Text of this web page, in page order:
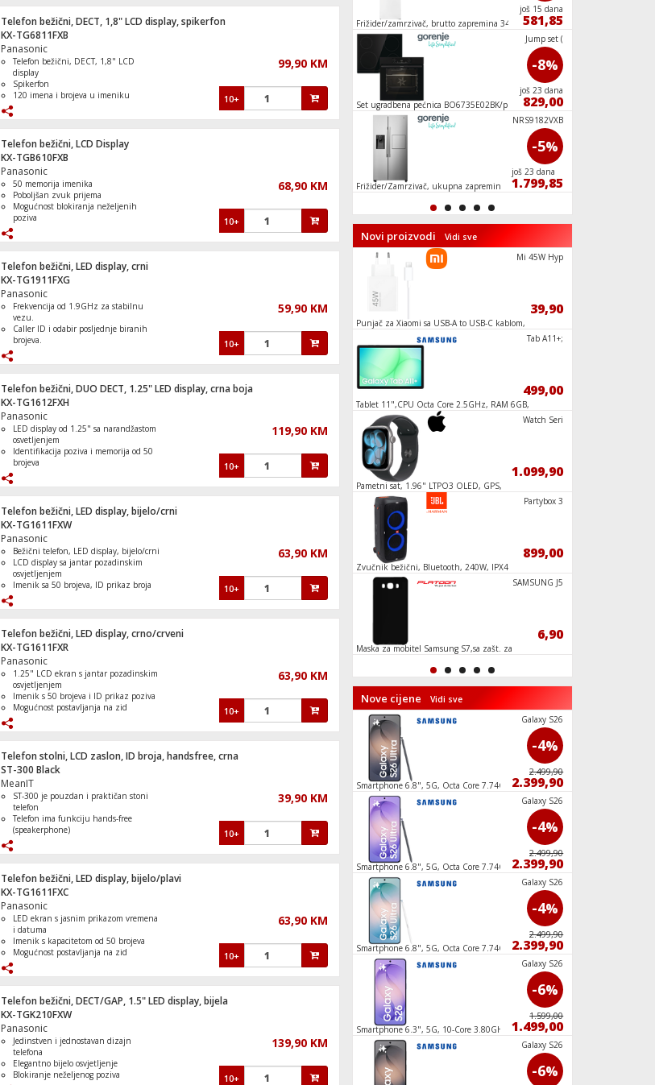
pozadinskim svetlom
Hands-free telefonski zvučnik i Caller
ID opcija
Telefon bežični, DECT, 1,8" LCD display, spikerfon
KX-TG6811FXB
Panasonic
Telefon bežični, DECT, 1,8" LCD
display
Spikerfon
120 imena i brojeva u imeniku
Osvjetljena tipkovnica
99,90 KM
10+
Telefon bežični, LCD Display
KX-TGB610FXB
Panasonic
50 memorija imenika
Poboljšan zvuk prijema
Mogućnost blokiranja neželjenih
poziva
Elegantan i funkcionalan dizajn
68,90 KM
10+
Telefon bežični, LED display, crni
KX-TG1911FXG
Panasonic
Frekvencija od 1.9GHz za stabilnu
vezu.
Caller ID i odabir posljednje biranih
brojeva.
Konferencijski poziv i ugradnja na zid.
Baterije s vremenom razgovora do 15
sati.
59,90 KM
10+
Telefon bežični, DUO DECT, 1.25" LED display, crna boja
KX-TG1612FXH
Panasonic
LED display od 1.25" sa narandžastom
osvetljenjem
Identifikacija poziva i memorija od 50
brojeva
instalacija
Napredne opcije kao što su ponovno
pozivanje
Dugotrajne Ni-MH punjive baterije za
do 15 sati razgovora
119,90 KM
10+
Telefon bežični, LED display, bijelo/crni
KX-TG1611FXW
Panasonic
Bežični telefon, LED display, bijelo/crni
LCD display sa jantar pozadinskim
osvjetljenjem
Imenik sa 50 brojeva, ID prikaz broja
6 klasičnih melodija i tonova
Mogućnost postavljanja na zid
63,90 KM
10+
Telefon bežični, LED display, crno/crveni
KX-TG1611FXR
Panasonic
1.25" LCD ekran s jantar pozadinskim
osvjetljenjem
Imenik s 50 brojeva i ID prikaz poziva
Mogućnost postavljanja na zid
baterijama
Funkcija pronalaženja slušalice ili
paging
63,90 KM
10+
Telefon stolni, LCD zaslon, ID broja, handsfree, crna
ST-300 Black
MeanIT
ST-300 je pouzdan i praktičan stoni
telefon
Telefon ima funkciju hands-free
(speakerphone)
Tonsko ili pulsno biranje
Indikator poziva, Biranje jednim
pritiskom tipke
39,90 KM
10+
Telefon bežični, LED display, bijelo/plavi
KX-TG1611FXC
Panasonic
LED ekran s jasnim prikazom vremena
i datuma
Imenik s kapacitetom od 50 brojeva
Mogućnost postavljanja na zid
6 klasičnih melodija i tonova.
63,90 KM
10+
Telefon bežični, DECT/GAP, 1.5" LED display, bijela
KX-TGK210FXW
Panasonic
Jedinstven i jednostavan dizajn
telefona
Elegantno bijelo osvjetljenje
Blokiranje neželjenog poziva
139,90 KM
10+
Klima uređaj, 12000Btu, -20°C, R32, Inverter,
još 8 dana
Klima uređaj, 24000Btu, 7.0/4.9 kW, Wi-Fi,
-3%
još 23 dana
1.849,80
Mašina za veš, 1000 obrtaja, 6 kg veša, D
WNHVB6X2SD
539,10
Frižider/zamrzivač, brutto zapremina 348 lit.,
A+
još 15 dana
581,85
Set ugradbena pećnica BO6735E02BK/ploča
ECT641BSC
Jump set (
-8%
još 23 dana
829,00
Frižider/Zamrzivač, ukupna zapremina 560 l,
NRS9182VXB
-5%
još 23 dana
1.799,85
Novi proizvodi Vidi sve
Maska za Iphone 15 Pro, purple
14,90
Futrola za
Punjač sa USB-C kablom, 1 x USB-A, 1 x USB-
C, brzi, 25W
24,90
Pametni sat za djecu, 1.83" ekran, 4G, Nano
129,90
Punjač za Xiaomi sa USB-A to USB-C kablom,
Mi 45W Hyp
39,90
Tablet 11",CPU Octa Core 2.5GHz, RAM 6GB,
128GB, 7040mAh
Tab A11+;
499,00
Pametni sat, 1.96" LTPO3 OLED, GPS,
Bluetooth, WiFi, IPX6
Watch Seri
1.099,90
Zvučnik bežični, Bluetooth, 240W, IPX4
Partybox 3
899,00
Maska za mobitel Samsung S7,sa zašt. za
SAMSUNG J5
6,90
Nove cijene Vidi sve
8GB, 50Mpixel
Galaxy A57
-9%
Smartphone 6.7", 5G, Octa Core 2.9GHz, RAM
8GB, 50Mpixel
Galaxy A57
-9%
769,90
699,90
699,90
Galaxy A57
-9%
SENIOR 20,
-30
Smartphone 6.8", 5G, Octa Core 7.74GHz,
RAM 12GB, 200Mpixel
Galaxy S26
-4%
2.499,90
2.399,90
Smartphone 6.8", 5G, Octa Core 7.74GHz,
RAM 12GB, 200Mpixel
Galaxy S26
-4%
2.499,90
2.399,90
Smartphone 6.8", 5G, Octa Core 7.74GHz,
RAM 12GB, 200Mpixel
Galaxy S26
-4%
2.499,90
2.399,90
Smartphone 6.3", 5G, 10-Core 3.80GHz, RAM
12GB, 50Mpixel
Galaxy S26
-6%
1.599,00
1.499,00
Galaxy S26
-6%